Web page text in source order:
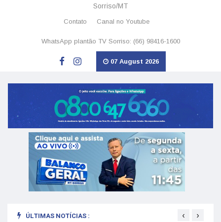
Sorriso/MT
Contato Canal no Youtube
WhatsApp plantão TV Sorriso: (66) 98416-1600
07 August 2026
ÚLTIMAS NOTÍCIAS : ‹ ›